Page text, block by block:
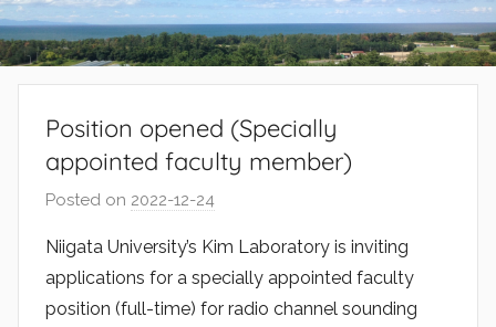
Processing
Laboratory
Position opened (Specially
appointed faculty member)
Posted on 2022-12-24
r
a
d
Niigata University’s Kim Laboratory is inviting
applications for a specially appointed faculty
position (full-time) for radio channel sounding